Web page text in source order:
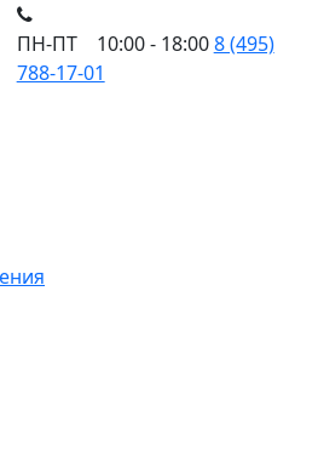
ПН-ПТ 10:00 - 18:008 (495)
788-17-01